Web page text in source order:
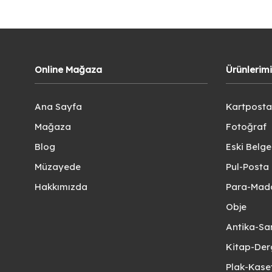
Online Mağaza
Ana Sayfa
Mağaza
Blog
Müzayede
Hakkımızda
Fotoğraf
Eski
Pul-Posta
Para-
Obje
Antika-
Kitap-
Plak-